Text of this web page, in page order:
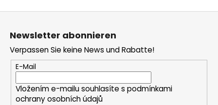
e
e
r
e
l
e
m
e
F
Newsletter abonnieren
Verpassen Sie keine News und Rabatte!
E-Mail
Vložením e-mailu souhlasíte s podmínkami
ochrany osobních údajů